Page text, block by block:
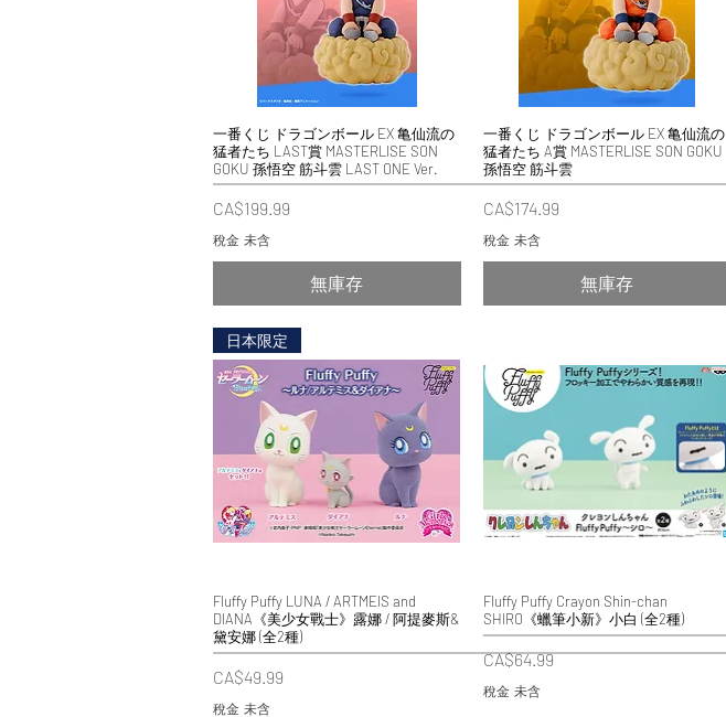
快速瀏覽
一番くじ ドラゴンボール EX 亀仙流の
猛者たち LAST賞 MASTERLISE SON
GOKU 孫悟空 筋斗雲 LAST ONE Ver.
價格
CA$199.99
稅金 未含
無庫存
快速瀏覽
一番くじ ドラゴンボール EX 亀仙流の
猛者たち A賞 MASTERLISE SON GOKU
孫悟空 筋斗雲
價格
CA$174.99
稅金 未含
無庫存
快速瀏覽
日本限定
Fluffy Puffy LUNA / ARTMEIS and
DIANA《美少女戰士》露娜 / 阿提麥斯&
黛安娜 (全2種)
價格
CA$49.99
稅金 未含
快速瀏覽
Fluffy Puffy Crayon Shin-chan
SHIRO《蠟筆小新》小白 (全2種)
價格
CA$64.99
稅金 未含